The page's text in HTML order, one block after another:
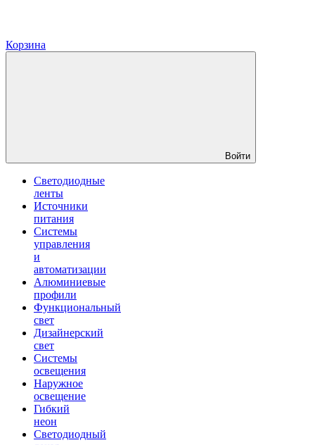
Корзина
Войти
Светодиодные
ленты
Источники
питания
Системы
управления
и
автоматизации
Алюминиевые
профили
Функциональный
свет
Дизайнерский
свет
Системы
освещения
Наружное
освещение
Гибкий
неон
Светодиодный